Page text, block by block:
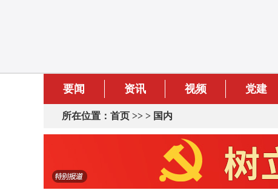
要闻 资讯 视频 党建
所在位置： 首页 >> > 国内